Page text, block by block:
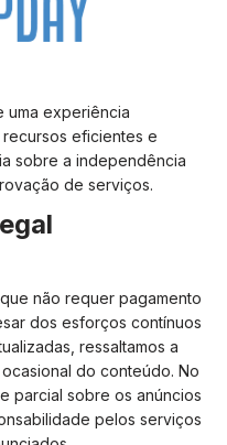
uma experiência
eficientes e
sobre a independência
de serviços.
não requer pagamento
dos esforços contínuos
ressaltamos a
do conteúdo. No
parcial sobre os anúncios
pelos serviços